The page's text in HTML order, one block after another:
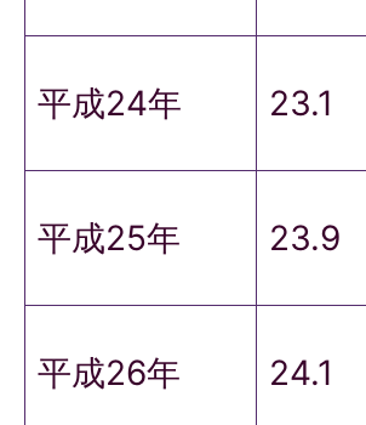
平成24年 23.1
平成25年 23.9
平成26年 24.1